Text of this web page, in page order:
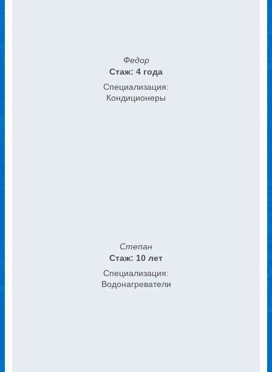
Федор
Стаж: 4 года
Специализация:
Кондиционеры
Степан
Стаж: 10 лет
Специализация:
Водонагреватели